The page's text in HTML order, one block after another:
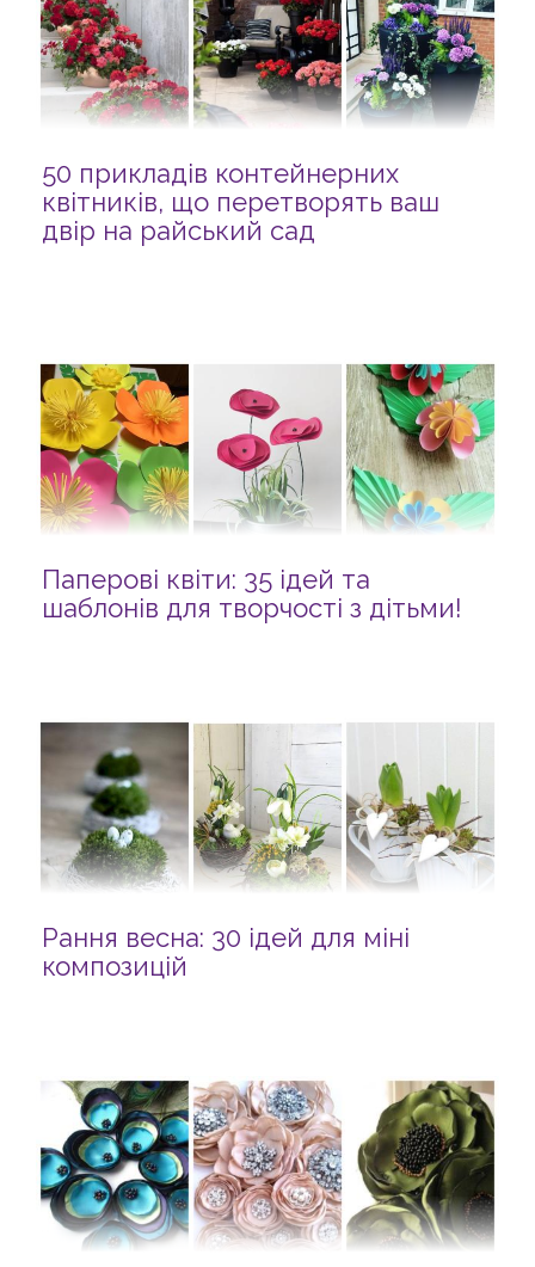
50 прикладів контейнерних
квітників, що перетворять ваш
двір на райський сад
Паперові квіти: 35 ідей та
шаблонів для творчості з дітьми!
Рання весна: 30 ідей для міні
композицій